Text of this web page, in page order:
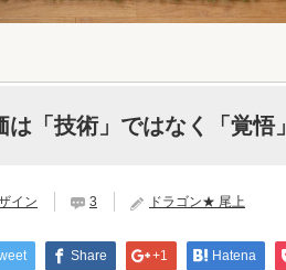
は「技術」ではなく「覚悟」
イン 3 ドラゴン★ 尾上
Share +1 Hatena